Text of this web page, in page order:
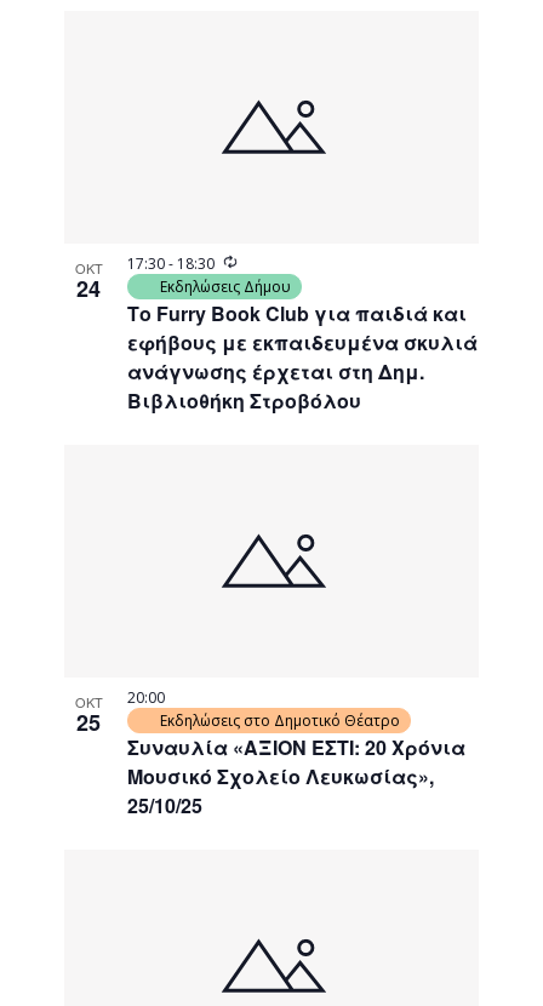
ΟΚΤ
24
Το Furry Book Club για παιδιά και
εφήβους με εκπαιδευμένα σκυλιά
ανάγνωσης έρχεται στη Δημ.
Βιβλιοθήκη Στροβόλου
17:30- 18:30
Recurring
Εκδηλώσεις Δήμου
ΟΚΤ
25
Συναυλία «ΑΞΙΟΝ ΕΣΤΙ: 20 Χρόνια
Μουσικό Σχολείο Λευκωσίας»,
25/10/25
20:00
Εκδηλώσεις στο Δημοτικό Θέατρο